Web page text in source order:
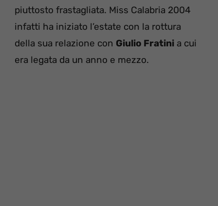
piuttosto frastagliata. Miss Calabria 2004
infatti ha iniziato l’estate con la rottura
della sua relazione con Giulio Fratini a cui
era legata da un anno e mezzo.